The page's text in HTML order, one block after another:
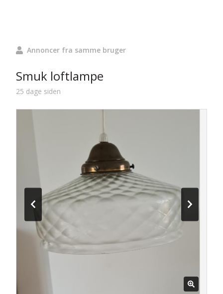
Annoncer fra samme bruger
Smuk loftlampe
25 dage siden